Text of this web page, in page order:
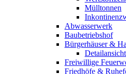
Mülltonnen
Abwasserwerk
Baubetriebshof
Bürgerhäuser &
Freiwillige
Friedhöfe &